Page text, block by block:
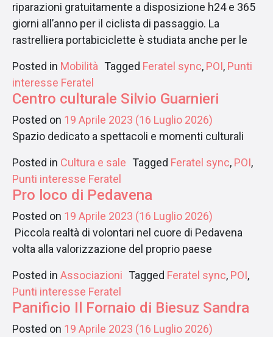
riparazioni gratuitamente a disposizione h24 e 365
giorni all’anno per il ciclista di passaggio. La
rastrelliera portabiciclette è studiata anche per le
Posted in Mobilità Tagged Feratel sync, POI, Punti
interesse Feratel
Centro culturale Silvio Guarnieri
Posted on 19 Aprile 2023 (16 Luglio 2026)
Spazio dedicato a spettacoli e momenti culturali
Posted in Cultura e sale Tagged Feratel sync, POI,
Punti interesse Feratel
Pro loco di Pedavena
Posted on 19 Aprile 2023 (16 Luglio 2026)
Piccola realtà di volontari nel cuore di Pedavena
volta alla valorizzazione del proprio paese
Posted in Associazioni Tagged Feratel sync, POI,
Punti interesse Feratel
Panificio Il Fornaio di Biesuz Sandra
Posted on 19 Aprile 2023 (16 Luglio 2026)